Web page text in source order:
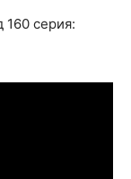
160 серия: